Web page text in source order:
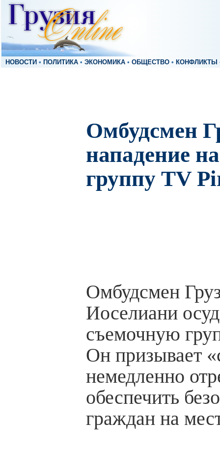
НОВОСТИ • ПОЛИТИКА • ЭКОНОМИКА • ОБЩЕСТВО • КОНФЛИКТЫ
Омбудсмен
нападение
группу TV
Омбудсмен
Иоселиани
съемочную
Он призывает
немедленно
обеспечить
граждан на